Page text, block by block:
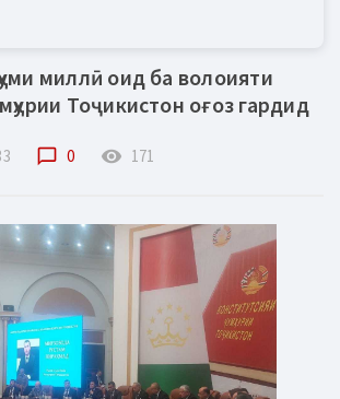
миллӣ оид ба волоияти
Тоҷикистон оғоз гардид
chat_bubble_outline 0 remove_red_eye 171